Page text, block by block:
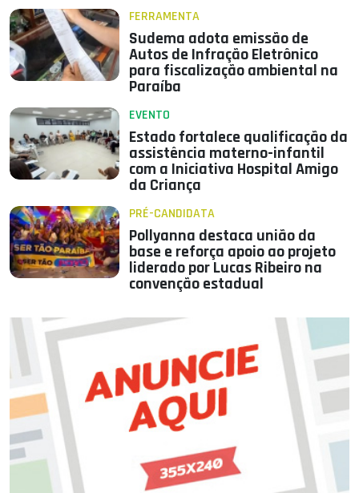
FERRAMENTA
Sudema adota emissão de
Autos de Infração Eletrônico
para fiscalização ambiental na
Paraíba
EVENTO
Estado fortalece qualificação da
assistência materno-infantil
com a Iniciativa Hospital Amigo
da Criança
PRÉ-CANDIDATA
Pollyanna destaca união da
base e reforça apoio ao projeto
liderado por Lucas Ribeiro na
convenção estadual